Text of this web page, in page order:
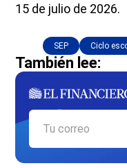
15 de julio de 2026.
SEP Ciclo
También lee: